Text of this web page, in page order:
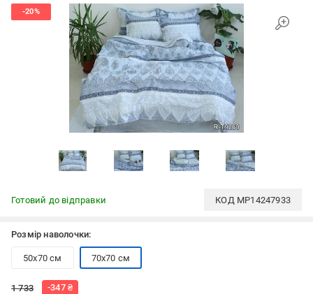
Готовий до відправки КОД MP14247933
Розмір наволочки:
50x70 см 70x70 см
1 733 -347₴